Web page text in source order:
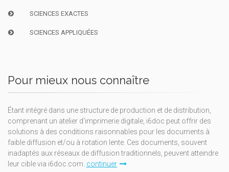
SCIENCES EXACTES
SCIENCES APPLIQUÉES
Pour mieux nous connaître
Étant intégré dans une structure de production et de distribution,
comprenant un atelier d'imprimerie digitale, i6doc peut offrir des
solutions à des conditions raisonnables pour les documents à
faible diffusion et/ou à rotation lente. Ces documents, souvent
inadaptés aux réseaux de diffusion traditionnels, peuvent atteindre
leur cible via i6doc.com. continuer